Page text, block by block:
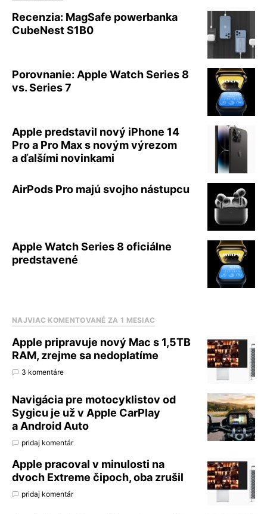
Recenzia: MagSafe powerbanka
CubeNest S1B0
Porovnanie: Apple Watch Series 8
vs. Series 7
Apple predstavil nový iPhone 14
Pro a Pro Max s novým výrezom
a ďalšími novinkami
AirPods Pro majú svojho nástupcu
Apple Watch Series 8 oficiálne
predstavené
NAJVIAC KOMENTOVANÉ ZA 1 MESIAC
Apple pripravuje nový Mac s 1,5TB
RAM, zrejme sa nedoplatíme
3 komentáre
Navigácia pre motocyklistov od
Sygicu je už v Apple CarPlay
a Android Auto
pridaj komentár
Apple pracoval v minulosti na
dvoch Extreme čipoch, oba zrušil
pridaj komentár